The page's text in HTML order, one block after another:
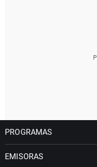
PROGRAMAS
EMISORAS